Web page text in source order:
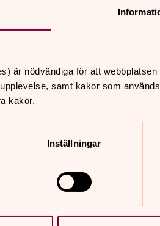
är nödvändiga för att
samt kakor som
kakor.
Inställningar